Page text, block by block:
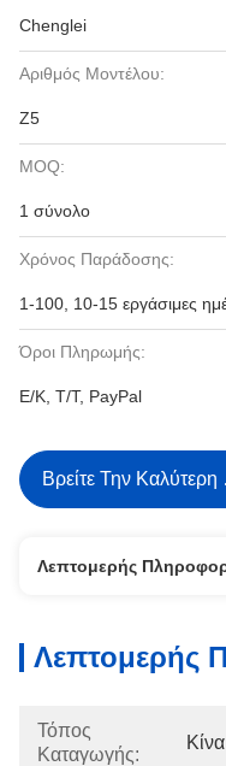
Chenglei
Αριθμός Μοντέλου:
Z5
MOQ:
1 σύνολο
Χρόνος Παράδοσης:
1-100, 10-15 εργάσιμες
Όροι Πληρωμής:
Ε/Κ, Τ/Τ, PayPal
Βρείτε Την Καλύτερη
Λεπτομερής
Λεπτομερής
Τόπος
Καταγωγής:
Κίνα